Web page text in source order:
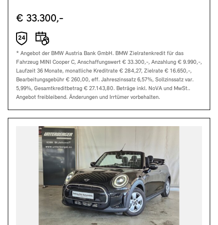
€ 33.300,-
* Angebot der BMW Austria Bank GmbH. BMW Zielratenkredit für das
Fahrzeug MINI Cooper C, Anschaffungswert € 33.300,-, Anzahlung € 9.990,-,
Laufzeit 36 Monate, monatliche Kreditrate € 284,27, Zielrate € 16.650,-,
Bearbeitungsgebühr € 260,00, eff. Jahreszinssatz 6,57%, Sollzinssatz var.
5,99%, Gesamtkreditbetrag € 27.143,80. Beträge inkl. NoVA und MwSt..
Angebot freibleibend. Änderungen und Irrtümer vorbehalten.